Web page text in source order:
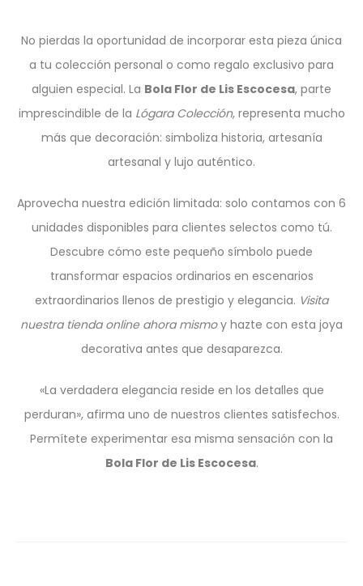
No pierdas la oportunidad de incorporar esta pieza única
a tu colección personal o como regalo exclusivo para
alguien especial. La Bola Flor de Lis Escocesa, parte
imprescindible de la Lógara Colección, representa mucho
más que decoración: simboliza historia, artesanía
artesanal y lujo auténtico.
Aprovecha nuestra edición limitada: solo contamos con 6
unidades disponibles para clientes selectos como tú.
Descubre cómo este pequeño símbolo puede
transformar espacios ordinarios en escenarios
extraordinarios llenos de prestigio y elegancia. Visita
nuestra tienda online ahora mismoy hazte con esta joya
decorativa antes que desaparezca.
«La verdadera elegancia reside en los detalles que
perduran», afirma uno de nuestros clientes satisfechos.
Permítete experimentar esa misma sensación con la
Bola Flor de Lis Escocesa.